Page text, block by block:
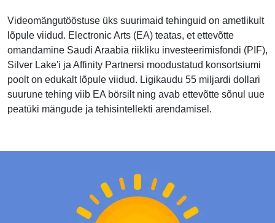
Videomängutööstuse üks suurimaid tehinguid on ametlikult
lõpule viidud. Electronic Arts (EA) teatas, et ettevõtte
omandamine Saudi Araabia riikliku investeerimisfondi (PIF),
Silver Lake'i ja Affinity Partnersi moodustatud konsortsiumi
poolt on edukalt lõpule viidud. Ligikaudu 55 miljardi dollari
suurune tehing viib EA börsilt ning avab ettevõtte sõnul uue
peatüki mängude ja tehisintellekti arendamisel.